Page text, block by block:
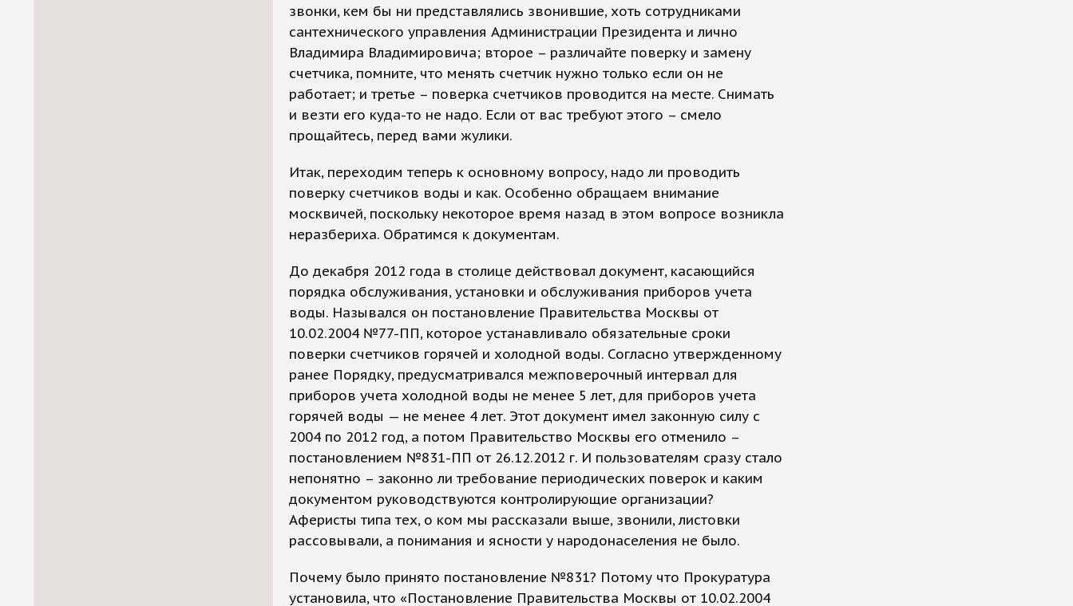
звонки, кем бы ни представлялись звонившие, хоть сотрудниками
сантехнического управления Администрации Президента и лично
Владимира Владимировича; второе – различайте поверку и замену
счетчика, помните, что менять счетчик нужно только если он не
работает; и третье – поверка счетчиков проводится на месте. Снимать
и везти его куда-то не надо. Если от вас требуют этого – смело
прощайтесь, перед вами жулики.
Итак, переходим теперь к основному вопросу, надо ли проводить
поверку счетчиков воды и как. Особенно обращаем внимание
москвичей, поскольку некоторое время назад в этом вопросе возникла
неразбериха. Обратимся к документам.
До декабря 2012 года в столице действовал документ, касающийся
порядка обслуживания, установки и обслуживания приборов учета
воды. Назывался он постановление Правительства Москвы от
10.02.2004 №77-ПП, которое устанавливало обязательные сроки
поверки счетчиков горячей и холодной воды. Согласно утвержденному
ранее Порядку, предусматривался межповерочный интервал для
приборов учета холодной воды не менее 5 лет, для приборов учета
горячей воды — не менее 4 лет. Этот документ имел законную силу с
2004 по 2012 год, а потом Правительство Москвы его отменило –
постановлением №831-ПП от 26.12.2012 г. И пользователям сразу стало
непонятно – законно ли требование периодических поверок и каким
документом руководствуются контролирующие организации?
Аферисты типа тех, о ком мы рассказали выше, звонили, листовки
рассовывали, а понимания и ясности у народонаселения не было.
Почему было принято постановление №831? Потому что Прокуратура
установила, что «Постановление Правительства Москвы от 10.02.2004